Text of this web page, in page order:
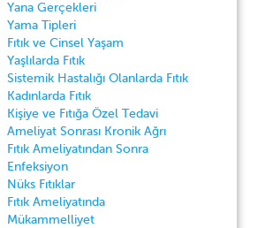
Yana Gerçekleri
Yama Tipleri
Fıtık ve Cinsel Yaşam
Yaşlılarda Fıtık
Sistemik Hastalığı Olanlarda Fıtık
Kadınlarda Fıtık
Kişiye ve Fıtığa Özel Tedavi
Ameliyat Sonrası Kronik Ağrı
Fıtık Ameliyatından Sonra
Enfeksiyon
Nüks Fıtıklar
Fıtık Ameliyatında
Mükammelliyet